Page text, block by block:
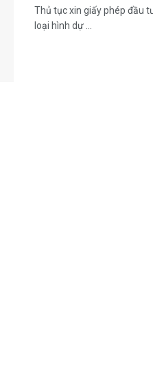
Thủ tục xin giấy phép đầu
loại hình dự ...